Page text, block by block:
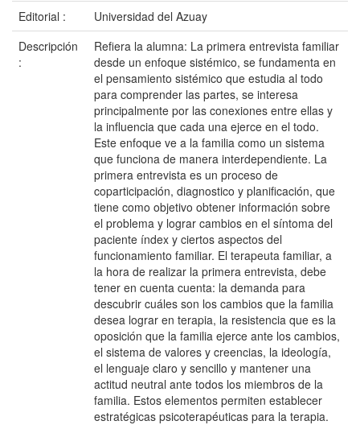
Editorial :
Universidad del Azuay
Descripción
:
Refiera la alumna: La primera entrevista familiar
desde un enfoque sistémico, se fundamenta en
el pensamiento sistémico que estudia al todo
para comprender las partes, se interesa
principalmente por las conexiones entre ellas y
la influencia que cada una ejerce en el todo.
Este enfoque ve a la familia como un sistema
que funciona de manera interdependiente. La
primera entrevista es un proceso de
coparticipación, diagnostico y planificación, que
tiene como objetivo obtener información sobre
el problema y lograr cambios en el síntoma del
paciente índex y ciertos aspectos del
funcionamiento familiar. El terapeuta familiar, a
la hora de realizar la primera entrevista, debe
tener en cuenta cuenta: la demanda para
descubrir cuáles son los cambios que la familia
desea lograr en terapia, la resistencia que es la
oposición que la familia ejerce ante los cambios,
el sistema de valores y creencias, la ideología,
el lenguaje claro y sencillo y mantener una
actitud neutral ante todos los miembros de la
familia. Estos elementos permiten establecer
estratégicas psicoterapéuticas para la terapia.